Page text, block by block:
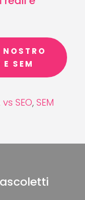
SEM
vs SEO, SEM